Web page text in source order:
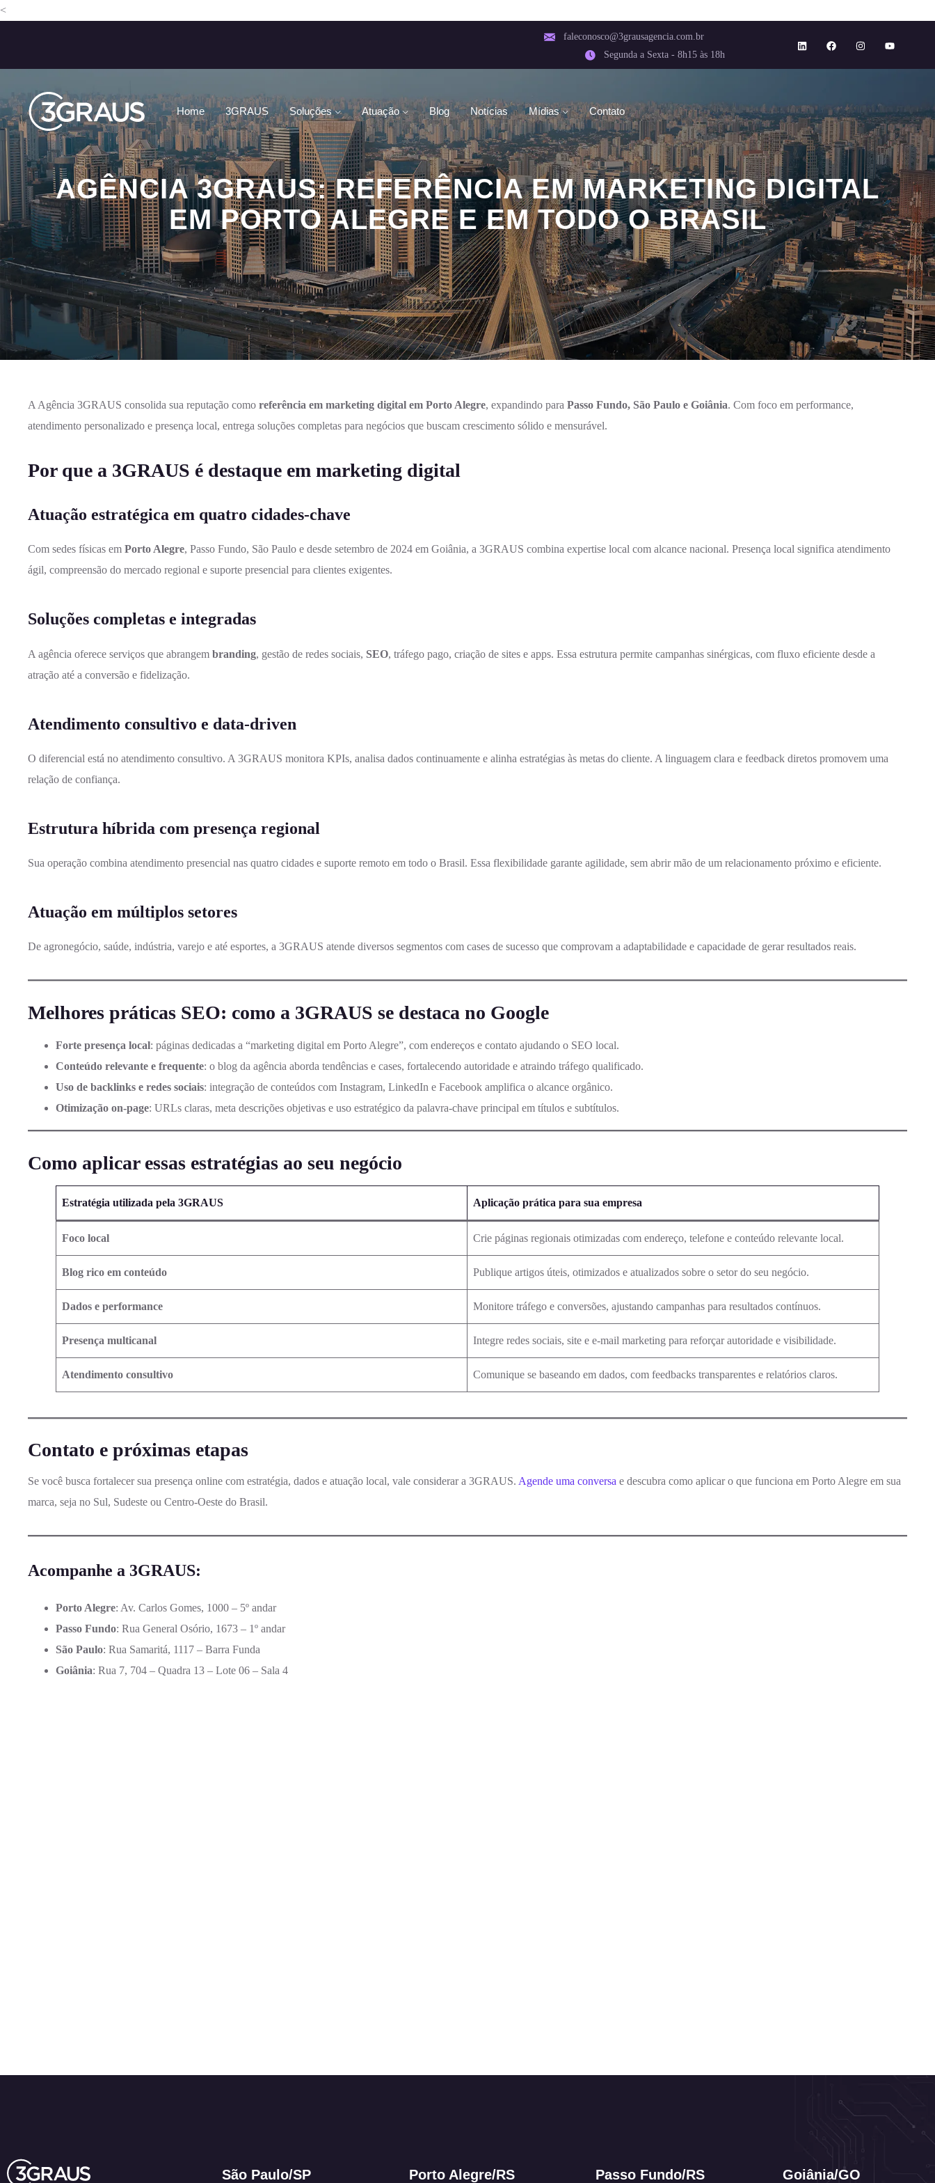
<
faleconosco@3grausagencia.com.br
Segunda a Sexta - 8h15 às 18h
Home 3GRAUS Soluções Atuação Blog Notícias Mídias Contato
AGÊNCIA 3GRAUS: REFERÊNCIA EM MARKETING DIGITAL
EM PORTO ALEGRE E EM TODO O BRASIL
HOME AGÊNCIA 3GRAUS: REFERÊNCIA EM MARKETING DIGITAL EM PORTO ALEGRE E EM TODO O BRASIL
A Agência 3GRAUS consolida sua reputação como referência em marketing digital em Porto Alegre, expandindo para Passo Fundo, São Paulo e Goiânia. Com foco em performance,
atendimento personalizado e presença local, entrega soluções completas para negócios que buscam crescimento sólido e mensurável.
Por que a 3GRAUS é destaque em marketing digital
Atuação estratégica em quatro cidades-chave
Com sedes físicas em Porto Alegre, Passo Fundo, São Paulo e desde setembro de 2024 em Goiânia, a 3GRAUS combina expertise local com alcance nacional. Presença local significa atendimento
ágil, compreensão do mercado regional e suporte presencial para clientes exigentes.
Soluções completas e integradas
A agência oferece serviços que abrangem branding, gestão de redes sociais, SEO, tráfego pago, criação de sites e apps. Essa estrutura permite campanhas sinérgicas, com fluxo eficiente desde a
atração até a conversão e fidelização.
Atendimento consultivo e data-driven
O diferencial está no atendimento consultivo. A 3GRAUS monitora KPIs, analisa dados continuamente e alinha estratégias às metas do cliente. A linguagem clara e feedback diretos promovem uma
relação de confiança.
Estrutura híbrida com presença regional
Sua operação combina atendimento presencial nas quatro cidades e suporte remoto em todo o Brasil. Essa flexibilidade garante agilidade, sem abrir mão de um relacionamento próximo e eficiente.
Atuação em múltiplos setores
De agronegócio, saúde, indústria, varejo e até esportes, a 3GRAUS atende diversos segmentos com cases de sucesso que comprovam a adaptabilidade e capacidade de gerar resultados reais.
Melhores práticas SEO: como a 3GRAUS se destaca no Google
Forte presença local: páginas dedicadas a “marketing digital em Porto Alegre”, com endereços e contato ajudando o SEO local.
Conteúdo relevante e frequente: o blog da agência aborda tendências e cases, fortalecendo autoridade e atraindo tráfego qualificado.
Uso de backlinks e redes sociais: integração de conteúdos com Instagram, LinkedIn e Facebook amplifica o alcance orgânico.
Otimização on‑page: URLs claras, meta descrições objetivas e uso estratégico da palavra-chave principal em títulos e subtítulos.
Como aplicar essas estratégias ao seu negócio
Estratégia utilizada pela 3GRAUS Aplicação prática para sua empresa
Foco local Crie páginas regionais otimizadas com endereço, telefone e conteúdo relevante local.
Blog rico em conteúdo Publique artigos úteis, otimizados e atualizados sobre o setor do seu negócio.
Dados e performance Monitore tráfego e conversões, ajustando campanhas para resultados contínuos.
Presença multicanal Integre redes sociais, site e e‑mail marketing para reforçar autoridade e visibilidade.
Atendimento consultivo Comunique se baseando em dados, com feedbacks transparentes e relatórios claros.
Contato e próximas etapas
Se você busca fortalecer sua presença online com estratégia, dados e atuação local, vale considerar a 3GRAUS. Agende uma conversa e descubra como aplicar o que funciona em Porto Alegre em sua
marca, seja no Sul, Sudeste ou Centro‑Oeste do Brasil.
Acompanhe a 3GRAUS:
Porto Alegre: Av. Carlos Gomes, 1000 – 5º andar
Passo Fundo: Rua General Osório, 1673 – 1º andar
São Paulo: Rua Samaritá, 1117 – Barra Funda
Goiânia: Rua 7, 704 – Quadra 13 – Lote 06 – Sala 4
São Paulo/SP Porto Alegre/RS Passo Fundo/RS Goiânia/GO